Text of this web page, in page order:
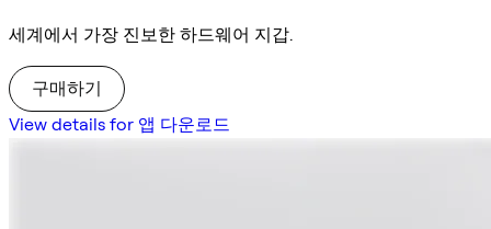
세계에서 가장 진보한 하드웨어 지갑.
구매하기
View details for 앱 다운로드